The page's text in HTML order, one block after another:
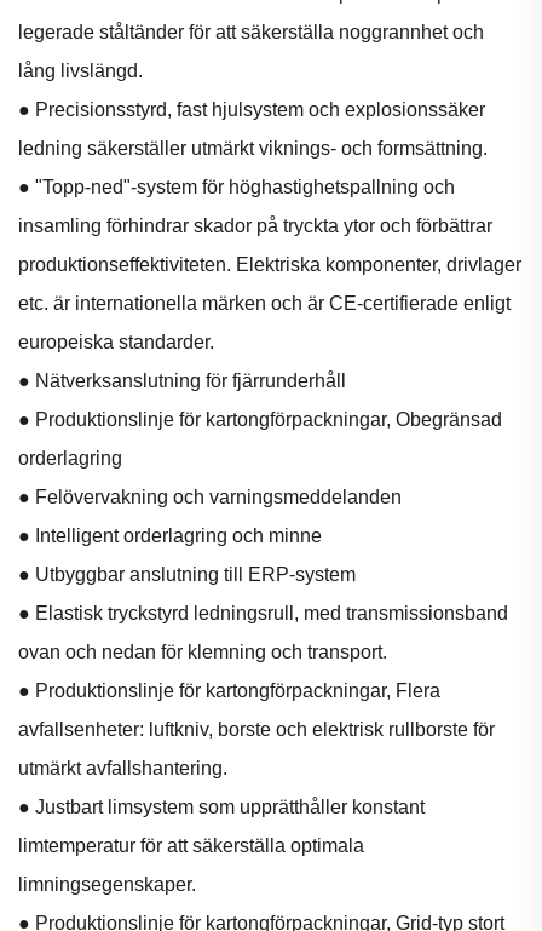
legerade ståltänder för att säkerställa noggrannhet och
lång livslängd.
● Precisionsstyrd, fast hjulsystem och explosionssäker
ledning säkerställer utmärkt viknings- och formsättning.
● "Topp-ned"-system för höghastighetspallning och
insamling förhindrar skador på tryckta ytor och förbättrar
produktionseffektiviteten. Elektriska komponenter, drivlager
etc. är internationella märken och är CE-certifierade enligt
europeiska standarder.
● Nätverksanslutning för fjärrunderhåll
● Produktionslinje för kartongförpackningar, Obegränsad
orderlagring
● Felövervakning och varningsmeddelanden
● Intelligent orderlagring och minne
● Utbyggbar anslutning till ERP-system
● Elastisk tryckstyrd ledningsrull, med transmissionsband
ovan och nedan för klemning och transport.
● Produktionslinje för kartongförpackningar, Flera
avfallsenheter: luftkniv, borste och elektrisk rullborste för
utmärkt avfallshantering.
● Justbart limsystem som upprätthåller konstant
limtemperatur för att säkerställa optimala
limningsegenskaper.
● Produktionslinje för kartongförpackningar, Grid-typ stort